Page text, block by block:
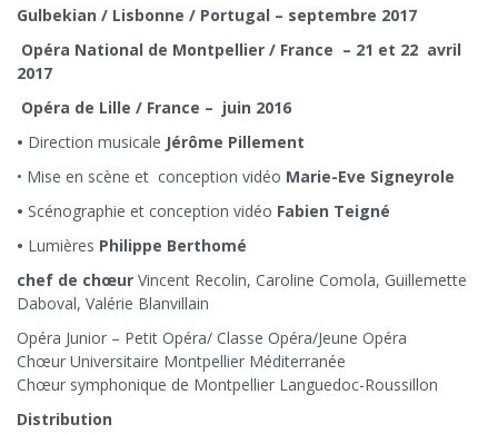
Gulbekian / Lisbonne / Portugal – septembre 2017
Opéra National de Montpellier / France – 21 et 22 avril
2017
Opéra de Lille / France – juin 2016
• Direction musicale Jérôme Pillement
• Mise en scène et conception vidéo Marie-Eve Signeyrole
• Scénographie et conception vidéo Fabien Teigné
• Lumières Philippe Berthomé
chef de chœur Vincent Recolin, Caroline Comola, Guillemette
Daboval, Valérie Blanvillain
Opéra Junior – Petit Opéra/ Classe Opéra/Jeune Opéra
Chœur Universitaire Montpellier Méditerranée
Chœur symphonique de Montpellier Languedoc-Roussillon
Distribution